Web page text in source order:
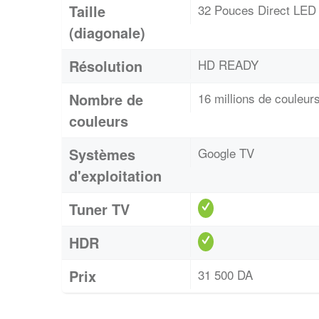
Taille
(diagonale)
32 Pouces Direct LED
Résolution HD READY
Nombre de
couleurs
16 millions de
Systèmes
d'exploitation
Google TV
Tuner TV
HDR
Prix
31 500 DA